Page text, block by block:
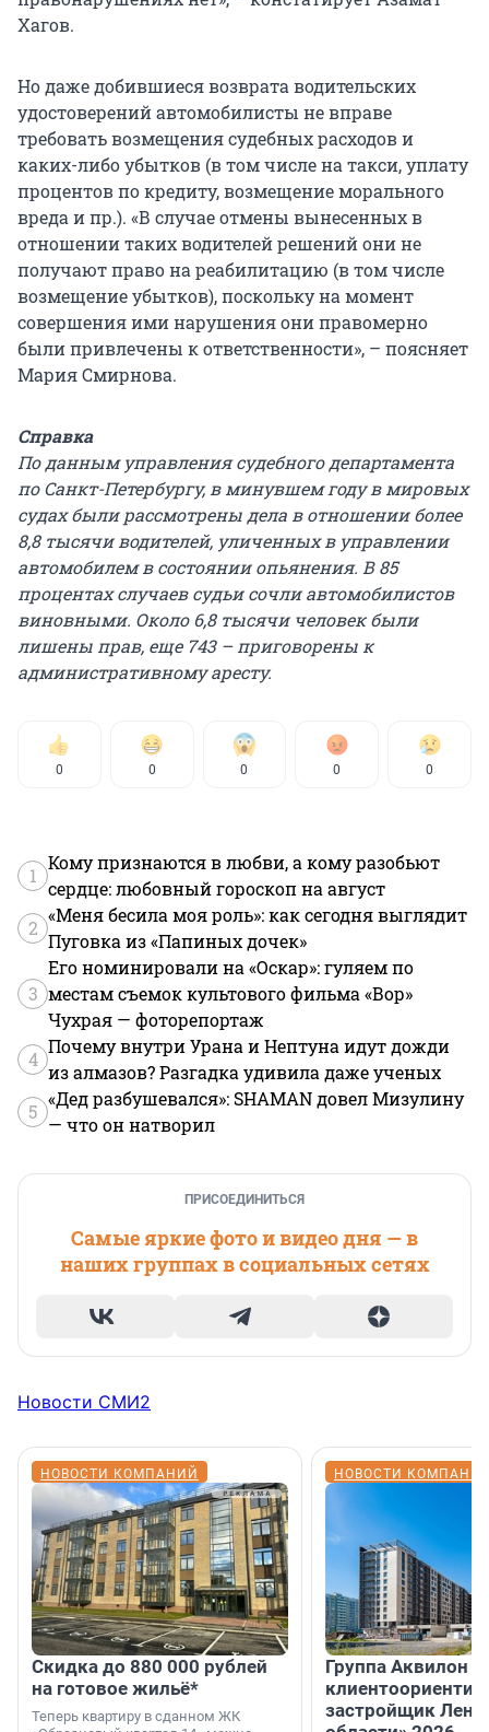
Хагов.
Но даже добившиеся возврата водительских
удостоверений автомобилисты не вправе
требовать возмещения судебных расходов и
каких-либо убытков (в том числе на такси, уплату
процентов по кредиту, возмещение морального
вреда и пр.). «В случае отмены вынесенных в
отношении таких водителей решений они не
получают право на реабилитацию (в том числе
возмещение убытков), поскольку на момент
совершения ими нарушения они правомерно
были привлечены к ответственности», – поясняет
Мария Смирнова.
Справка
По данным управления судебного департамента
по Санкт-Петербургу, в минувшем году в мировых
судах были рассмотрены дела в отношении более
8,8 тысячи водителей, уличенных в управлении
автомобилем в состоянии опьянения. В 85
процентах случаев судьи сочли автомобилистов
виновными. Около 6,8 тысячи человек были
лишены прав, еще 743 – приговорены к
административному аресту.
0 0 0 0 0
1
Кому признаются в любви, а кому разобьют
сердце: любовный гороскоп на август
2
«Меня бесила моя роль»: как сегодня выглядит
Пуговка из «Папиных дочек»
3
Его номинировали на «Оскар»: гуляем по
местам съемок культового фильма «Вор»
Чухрая — фоторепортаж
4
Почему внутри Урана и Нептуна идут дожди
из алмазов? Разгадка удивила даже ученых
5
«Дед разбушевался»: SHAMAN довел Мизулину
— что он натворил
ПРИСОЕДИНИТЬСЯ
Самые яркие фото и видео дня — в
наших группах в социальных сетях
Новости СМИ2
НОВОСТИ КОМПАНИЙ
Скидка до 880 000 рублей
на готовое жильё*
Теперь квартиру в сданном ЖК
НОВОСТИ
Группа Аквилон
застройщик